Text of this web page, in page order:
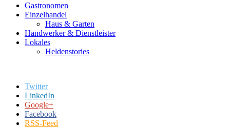
Gastronomen
Einzelhandel
Haus & Garten
Handwerker & Dienstleister
Lokales
Heldenstories
Twitter
LinkedIn
Google+
Facebook
RSS-Feed